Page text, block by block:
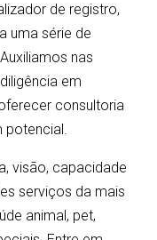
de registro,
uma série de
nas
em
consultoria
potencial.
visão, capacidade
serviços da mais
animal, pet,